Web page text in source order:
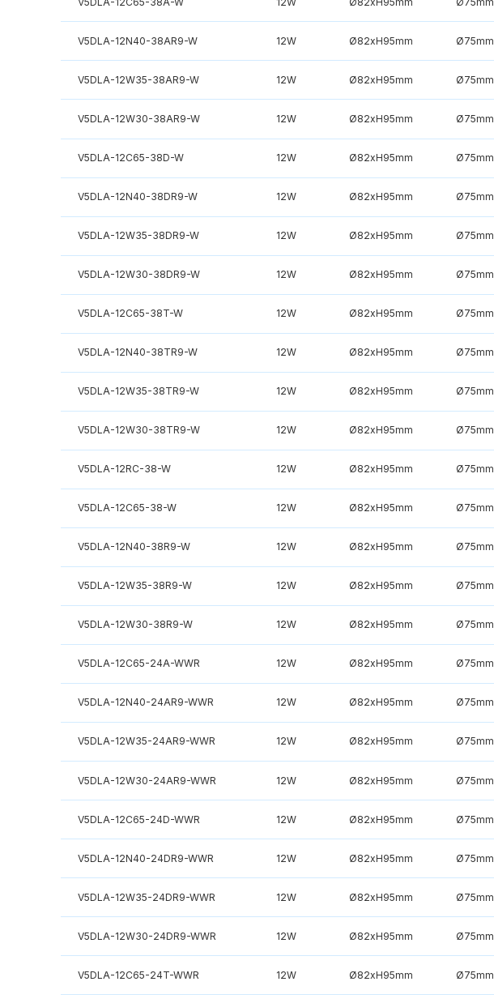
V5DLA-12N40-38AR9-W 12W Ø82xH95mm Ø75mm
V5DLA-12W35-38AR9-W 12W Ø82xH95mm Ø75mm
V5DLA-12W30-38AR9-W 12W Ø82xH95mm Ø75mm
V5DLA-12C65-38D-W 12W Ø82xH95mm Ø75mm
V5DLA-12N40-38DR9-W 12W Ø82xH95mm Ø75mm
V5DLA-12W35-38DR9-W 12W Ø82xH95mm Ø75mm
V5DLA-12W30-38DR9-W 12W Ø82xH95mm Ø75mm
V5DLA-12C65-38T-W 12W Ø82xH95mm Ø75mm
V5DLA-12N40-38TR9-W 12W Ø82xH95mm Ø75mm
V5DLA-12W35-38TR9-W 12W Ø82xH95mm Ø75mm
V5DLA-12W30-38TR9-W 12W Ø82xH95mm Ø75mm
V5DLA-12RC-38-W 12W Ø82xH95mm Ø75mm
V5DLA-12C65-38-W 12W Ø82xH95mm Ø75mm
V5DLA-12N40-38R9-W 12W Ø82xH95mm Ø75mm
V5DLA-12W35-38R9-W 12W Ø82xH95mm Ø75mm
V5DLA-12W30-38R9-W 12W Ø82xH95mm Ø75mm
V5DLA-12C65-24A-WWR 12W Ø82xH95mm Ø75mm
V5DLA-12N40-24AR9-WWR 12W Ø82xH95mm Ø75mm
V5DLA-12W35-24AR9-WWR 12W Ø82xH95mm Ø75mm
V5DLA-12W30-24AR9-WWR 12W Ø82xH95mm Ø75mm
V5DLA-12C65-24D-WWR 12W Ø82xH95mm Ø75mm
V5DLA-12N40-24DR9-WWR 12W Ø82xH95mm Ø75mm
V5DLA-12W35-24DR9-WWR 12W Ø82xH95mm Ø75mm
V5DLA-12W30-24DR9-WWR 12W Ø82xH95mm Ø75mm
V5DLA-12C65-24T-WWR 12W Ø82xH95mm Ø75mm